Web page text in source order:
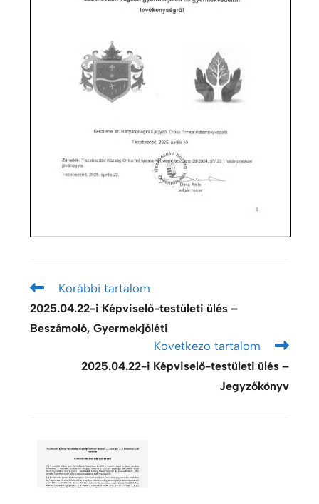
Korábbi tartalom
2025.04.22-i Képviselő-testületi ülés –
Beszámoló, Gyermekjóléti
Kovetkezo tartalom
2025.04.22-i Képviselő-testületi ülés –
Jegyzőkönyv